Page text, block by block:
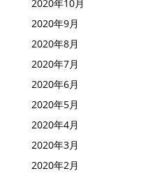
2020年11月
2020年10月
2020年9月
2020年8月
2020年7月
2020年6月
2020年5月
2020年4月
2020年3月